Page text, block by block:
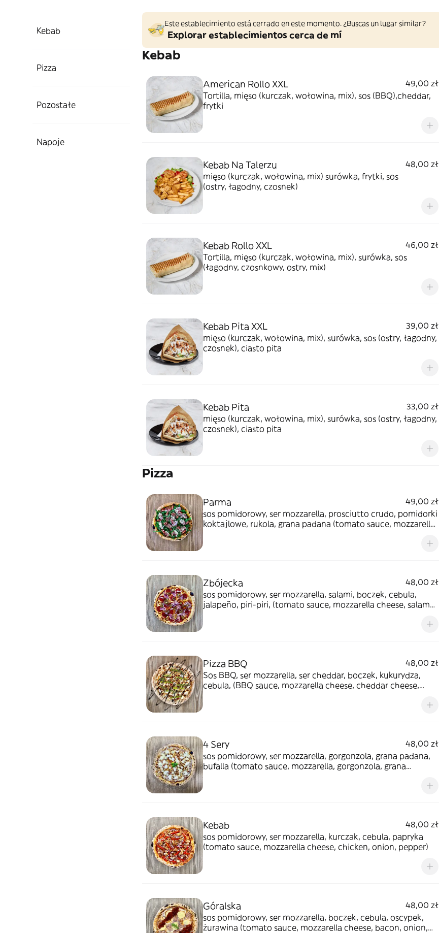
Kebab
Pizza
Pozostałe
Napoje
Este establecimiento está cerrado en este momento. ¿Buscas un lugar similar?
Explorar establecimientos cerca de mí
Kebab
American Rollo XXL
49,00 zł
Tortilla, mięso (kurczak, wołowina, mix), sos (BBQ),cheddar,
frytki
Kebab Na Talerzu
48,00 zł
mięso (kurczak, wołowina, mix) surówka, frytki, sos
(ostry, łagodny, czosnek)
Kebab Rollo XXL
46,00 zł
Tortilla, mięso (kurczak, wołowina, mix), surówka, sos
(łagodny, czosnkowy, ostry, mix)
Kebab Pita XXL
39,00 zł
mięso (kurczak, wołowina, mix), surówka, sos (ostry, łagodny,
czosnek), ciasto pita
Kebab Pita
33,00 zł
mięso (kurczak, wołowina, mix), surówka, sos (ostry, łagodny,
czosnek), ciasto pita
Pizza
Parma
49,00 zł
sos pomidorowy, ser mozzarella, prosciutto crudo, pomidorki
koktajlowe, rukola, grana padana (tomato sauce, mozzarella
Zbójecka
48,00 zł
sos pomidorowy, ser mozzarella, salami, boczek, cebula,
jalapeño, piri-piri, (tomato sauce, mozzarella cheese, salame,
Pizza BBQ
48,00 zł
Sos BBQ, ser mozzarella, ser cheddar, boczek, kukurydza,
cebula, (BBQ sauce, mozzarella cheese, cheddar cheese,
4 Sery
48,00 zł
sos pomidorowy, ser mozzarella, gorgonzola, grana padana,
bufalla (tomato sauce, mozzarella, gorgonzola, grana
Kebab
48,00 zł
sos pomidorowy, ser mozzarella, kurczak, cebula, papryka
(tomato sauce, mozzarella cheese, chicken, onion, pepper)
Góralska
48,00 zł
sos pomidorowy, ser mozzarella, boczek, cebula, oscypek,
żurawina (tomato sauce, mozzarella cheese, bacon, onion,